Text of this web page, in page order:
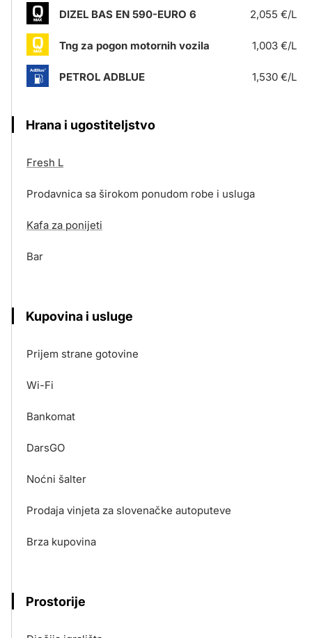
DIZEL BAS EN 590-EURO 6 2,055 €/L
Tng za pogon motornih vozila 1,003 €/L
PETROL ADBLUE 1,530 €/L
Hrana i ugostiteljstvo
Fresh L
Prodavnica sa širokom ponudom robe i usluga
Kafa za ponijeti
Bar
Kupovina i usluge
Prijem strane gotovine
Wi-Fi
Bankomat
DarsGO
Noćni šalter
Prodaja vinjeta za slovenačke autoputeve
Brza kupovina
Prostorije